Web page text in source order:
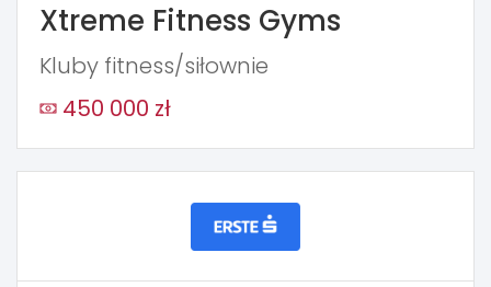
Xtreme Fitness Gyms
Kluby fitness/siłownie
450 000 zł